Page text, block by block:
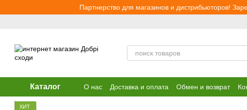
Перейти к основному контентуПартнерство для магазинов и дистрибьюторов!
Каталог О нас Доставка и оплата Обмен и возврат
ХИТ